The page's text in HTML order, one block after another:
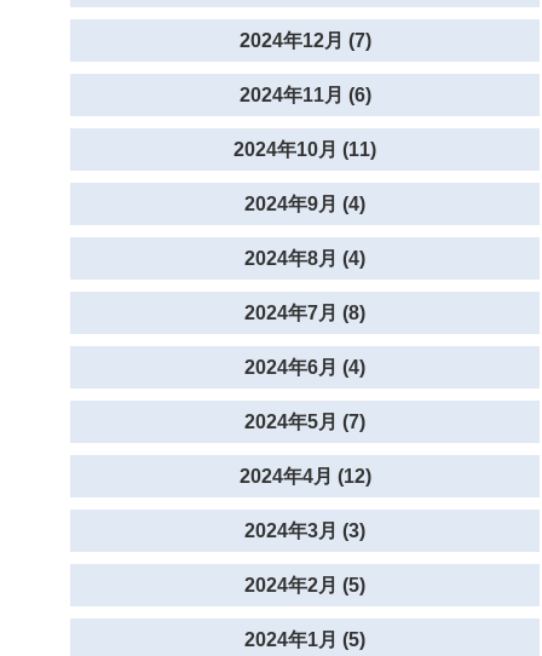
2024年12月 (7)
2024年11月 (6)
2024年10月 (11)
2024年9月 (4)
2024年8月 (4)
2024年7月 (8)
2024年6月 (4)
2024年5月 (7)
2024年4月 (12)
2024年3月 (3)
2024年2月 (5)
2024年1月 (5)